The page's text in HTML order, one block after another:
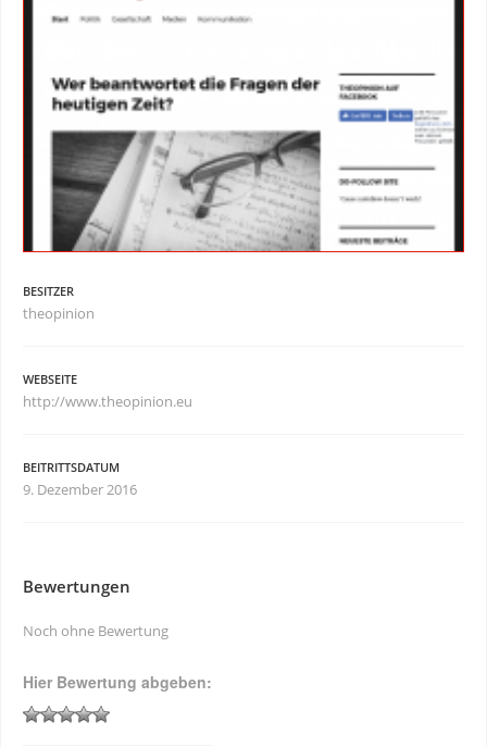
BESITZER
theopinion
WEBSEITE
http://www.theopinion.eu
BEITRITTSDATUM
9. Dezember 2016
Bewertungen
Noch ohne Bewertung
Hier Bewertung abgeben: